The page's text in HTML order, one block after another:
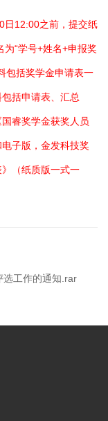
日12:00之前，提交纸
“学号+姓名+申报奖
包括奖学金申请表一
括申请表、汇总
睿奖学金获奖人员
子版，金发科技奖
（纸质版一式一
工作的通知.rar